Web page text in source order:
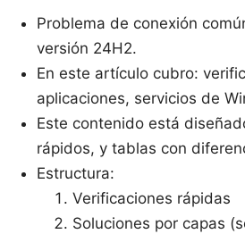
Problema de conexión
versión 24H2.
En este artículo cubro:
aplicaciones, servicios de
Este contenido está
rápidos, y tablas con
Estructura:
Verificaciones rápidas
Soluciones por capas